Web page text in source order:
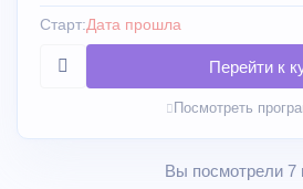
Старт:Дата прошла
Посмотреть
Вы посмотрели 7